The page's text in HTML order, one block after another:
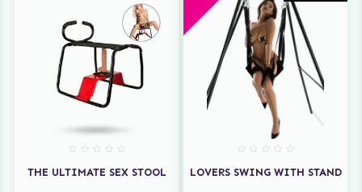
THE ULTIMATE SEX STOOL LOVERS SWING WITH STAND